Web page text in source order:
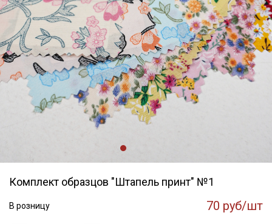
Комплект образцов "Штапель принт" №1
В розницу 70 руб/шт